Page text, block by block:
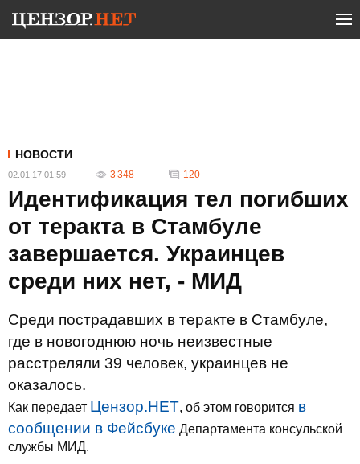
НОВОСТИ
02.01.17 01:59 3 348 120
Идентификация тел погибших
от теракта в Стамбуле
завершается. Украинцев
среди них нет, - МИД
Среди пострадавших в теракте в Стамбуле,
где в новогоднюю ночь неизвестные
расстреляли 39 человек, украинцев не
оказалось.
Как передает Цензор.НЕТ, об этом говорится в
сообщении в Фейсбуке Департамента консульской
службы МИД.